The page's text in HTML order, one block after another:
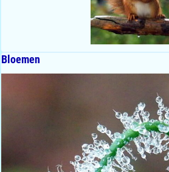
Bloemen